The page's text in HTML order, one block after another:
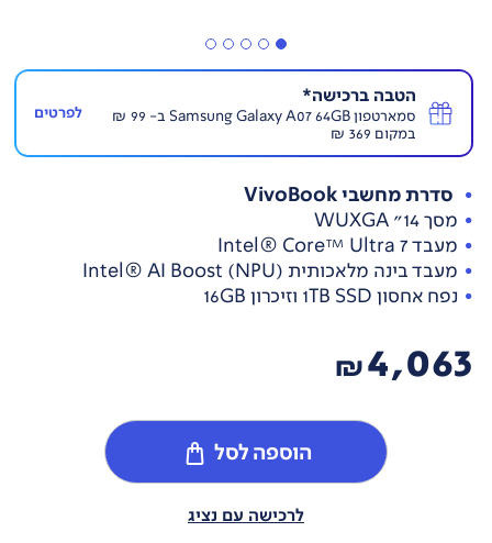
הטבה ברכישה*
סמארטפון Samsung Galaxy A07 64GB ב- 99 ₪
במקום 369 ₪
לפרטים
סדרת מחשבי VivoBook
מסך 14" WUXGA
מעבד Intel® Core™ Ultra 7
מעבד בינה מלאכותית (NPU) Intel® AI Boost
נפח אחסון 1TB SSD וזיכרון 16GB
4,063
₪
הוספה לסל
לרכישה עם נציג